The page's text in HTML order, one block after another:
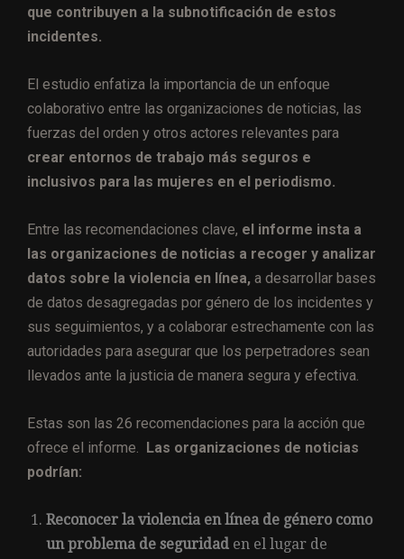
que contribuyen a la subnotificación de estos
incidentes.
El estudio enfatiza la importancia de un enfoque
colaborativo entre las organizaciones de noticias, las
fuerzas del orden y otros actores relevantes para
crear entornos de trabajo más seguros e
inclusivos para las mujeres en el periodismo.
Entre las recomendaciones clave, el informe insta a
las organizaciones de noticias a recoger y analizar
datos sobre la violencia en línea, a desarrollar bases
de datos desagregadas por género de los incidentes y
sus seguimientos, y a colaborar estrechamente con las
autoridades para asegurar que los perpetradores sean
llevados ante la justicia de manera segura y efectiva.
Estas son las 26 recomendaciones para la acción que
ofrece el informe.
Las organizaciones de noticias
podrían:
Reconocer la violencia en línea de género como
un problema de seguridad en el lugar de